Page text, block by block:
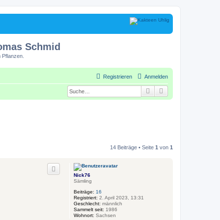
Schmid
Anmelden
Registrieren
Suche
14 Beiträge • Seite 1 von 1
Nick76
Sämling
Beiträge: 16
Registriert: 2. April 2023, 13:31
Geschlecht: männlich
Sammelt seit: 1986
Wohnort: Sachsen